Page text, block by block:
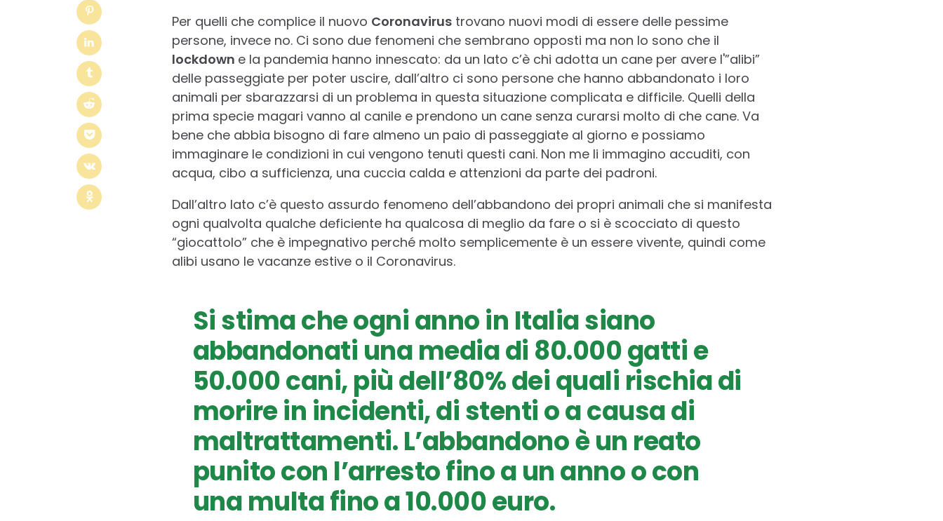
Per quelli che complice il nuovo Coronavirustrovano nuovi modi di essere delle pessime
persone, invece no. Ci sono due fenomeni che sembrano opposti ma non lo sono che il
lockdown e la pandemia hanno innescato: da un lato c’è chi adotta un cane per avere l'”alibi”
delle passeggiate per poter uscire, dall’altro ci sono persone che hanno abbandonato i loro
animali per sbarazzarsi di un problema in questa situazione complicata e difficile. Quelli della
prima specie magari vanno al canile e prendono un cane senza curarsi molto di che cane. Va
bene che abbia bisogno di fare almeno un paio di passeggiate al giorno e possiamo
immaginare le condizioni in cui vengono tenuti questi cani. Non me li immagino accuditi, con
acqua, cibo a sufficienza, una cuccia calda e attenzioni da parte dei padroni.
Dall’altro lato c’è questo assurdo fenomeno dell’abbandono dei propri animali che si manifesta
ogni qualvolta qualche deficiente ha qualcosa di meglio da fare o si è scocciato di questo
“giocattolo” che è impegnativo perché molto semplicemente è un essere vivente, quindi come
alibi usano le vacanze estive o il Coronavirus.
Si stima che ogni anno in Italia siano
abbandonati una media di 80.000 gatti e
50.000 cani, più dell’80% dei quali rischia di
morire in incidenti, di stenti o a causa di
maltrattamenti. L’abbandono è un reato
punito con l’arresto fino a un anno o con
una multa fino a 10.000 euro.